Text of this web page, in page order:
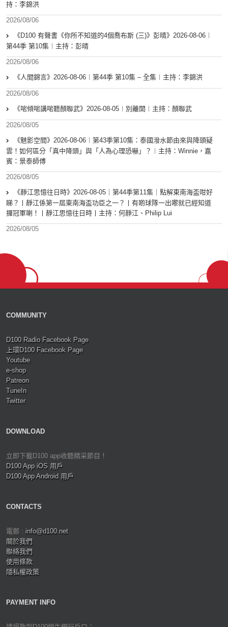
持：李錦洪
2026/08/06
《D100 有聲書《你所不知道的4個喬布斯 (三)》彭晴》2026-08-06︱
第44季 第10集︱主持：彭晴
2026/08/06
《人間錦言》2026-08-06︱第44季 第10集 – 全集︱主持：李錦洪
2026/08/06
《啱傾啱講啱聽顏聯武》2026-08-05︱別離開︱主持：顏聯武
2026/08/05
《魅影空間》2026-08-06︱第43季第10集：泰國潑水節由來與降頭疑
雲！如何區分「真中降頭」與「人為心理恐嚇」？︱主持：Winnie，嘉
賓：景泰師傅
2026/08/05
《靜江思憶往日時》2026-08-05｜第44季第11集｜點解東南海盃咁好
睇？丨靜江係第一屆東南海盃功臣之一？丨有啲球隊一出嚟就已經知道
攞冠軍喇！丨靜江思憶往日時丨主持：何靜江、Philip Lui
2026/08/05
COMMUNITY
D100 Radio Facebook Page
上環D100 Facebook Page
Youtube
e-shop
Patreon
TuneIn
Twitter
DOWNLOAD
立即下載D100 app收聽精采節目！
D100 App iOS 用戶
D100 App Android 用戶
CONTACTS
電郵 : info@d100.net
關於我們
聯絡我們
使用條款
隱私權政策
PAYMENT INFO